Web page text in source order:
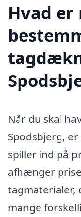
Hvad
Når du skal
Spodsbjerg,
spiller ind på
afhænger
tagmaterialer,
mange